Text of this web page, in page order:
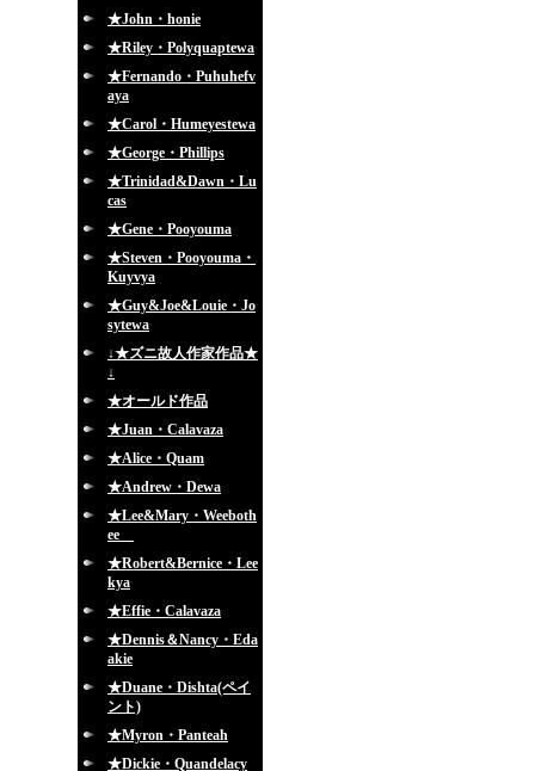
★John・honie
★Riley・Polyquaptewa
★Fernando・Puhuhefv
aya
★Carol・Humeyestewa
★George・Phillips
★Trinidad&Dawn・Lu
cas
★Gene・Pooyouma
★Steven・Pooyouma・
Kuyvya
★Guy&Joe&Louie・Jo
sytewa
↓★ズニ故人作家作品★
↓
★オールド作品
★Juan・Calavaza
★Alice・Quam
★Andrew・Dewa
★Lee&Mary・Weeboth
ee
★Robert&Bernice・Lee
kya
★Effie・Calavaza
★Dennis＆Nancy・Eda
akie
★Duane・Dishta(ペイ
ント)
★Myron・Panteah
★Dickie・Quandelacy